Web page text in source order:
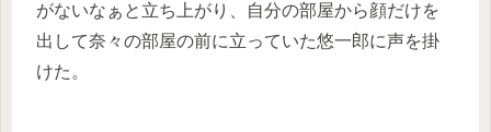
がないなぁと立ち上がり、自分の部屋から顔だけを
出して奈々の部屋の前に立っていた悠一郎に声を掛
けた。